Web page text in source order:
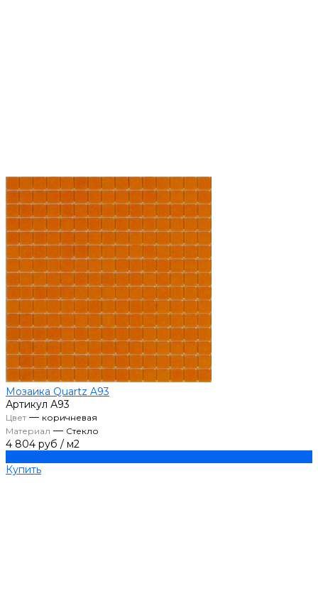
Мозаика Quartz A93
Артикул А93
Цвет— коричневая
Материал — Стекло
4 804 руб / м2
Купить